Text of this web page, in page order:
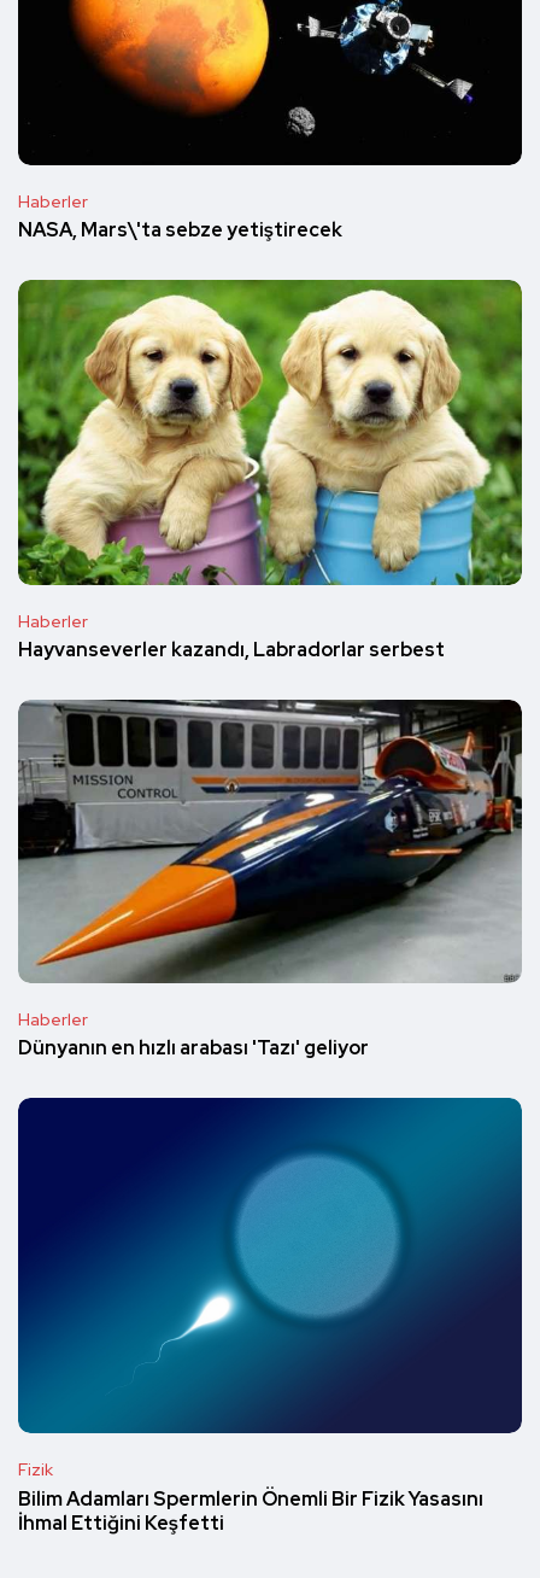
Haberler
NASA, Mars\'ta sebze yetiştirecek
Haberler
Hayvanseverler kazandı, Labradorlar serbest
Haberler
Dünyanın en hızlı arabası 'Tazı' geliyor
Fizik
Bilim Adamları Spermlerin Önemli Bir Fizik Yasasını
İhmal Ettiğini Keşfetti